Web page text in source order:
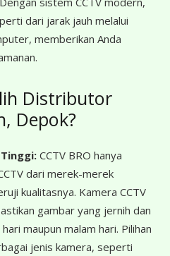
dari jarak jauh melalui
memberikan Anda
Distributor
Depok?
CCTV BRO hanya
dari merek-merek
kualitasnya. Kamera CCTV
gambar yang jernih dan
maupun malam hari. Pilihan
jenis kamera, seperti